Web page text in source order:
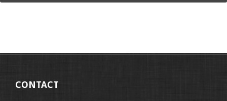
CONTACT